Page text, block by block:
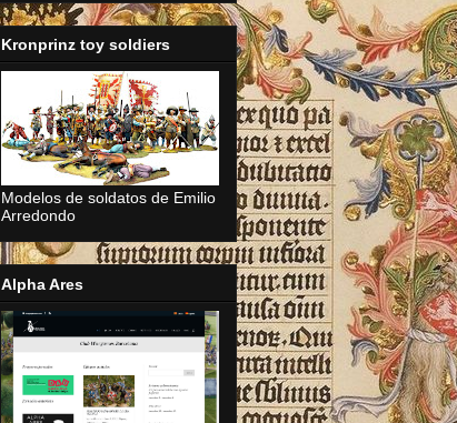
Kronprinz toy soldiers
Modelos de soldatos de Emilio
Arredondo
Alpha Ares